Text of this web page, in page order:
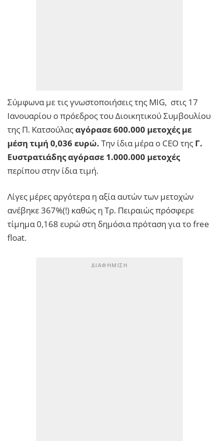
Σύμφωνα με τις γνωστοποιήσεις της MIG, στις 17
Ιανουαρίου ο πρόεδρος του Διοικητικού Συμβουλίου
της Π. Κατσούλαςαγόρασε 600.000 μετοχές με
μέση τιμή 0,036 ευρώ. Την ίδια μέρα ο CEO της Γ.
Ευστρατιάδης αγόρασε 1.000.000 μετοχές
περίπου στην ίδια τιμή.
Λίγες μέρες αργότερα η αξία αυτών των μετοχών
ανέβηκε 367%(!) καθώς η Τρ. Πειραιώς πρόσφερε
τίμημα 0,168 ευρώ στη δημόσια πρόταση για το free
float.